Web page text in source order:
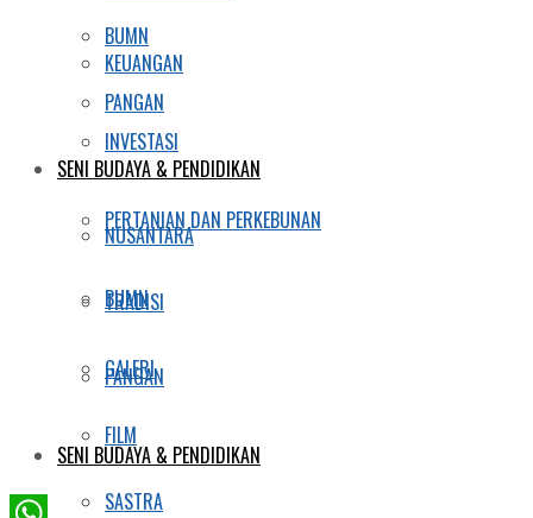
BUMN
PANGAN
SENI BUDAYA & PENDIDIKAN
NUSANTARA
TRADISI
GALERI
FILM
SASTRA
KEUANGAN
INVESTASI
PERTANIAN DAN PERKEBUNAN
BUMN
PANGAN
SENI BUDAYA & PENDIDIKAN